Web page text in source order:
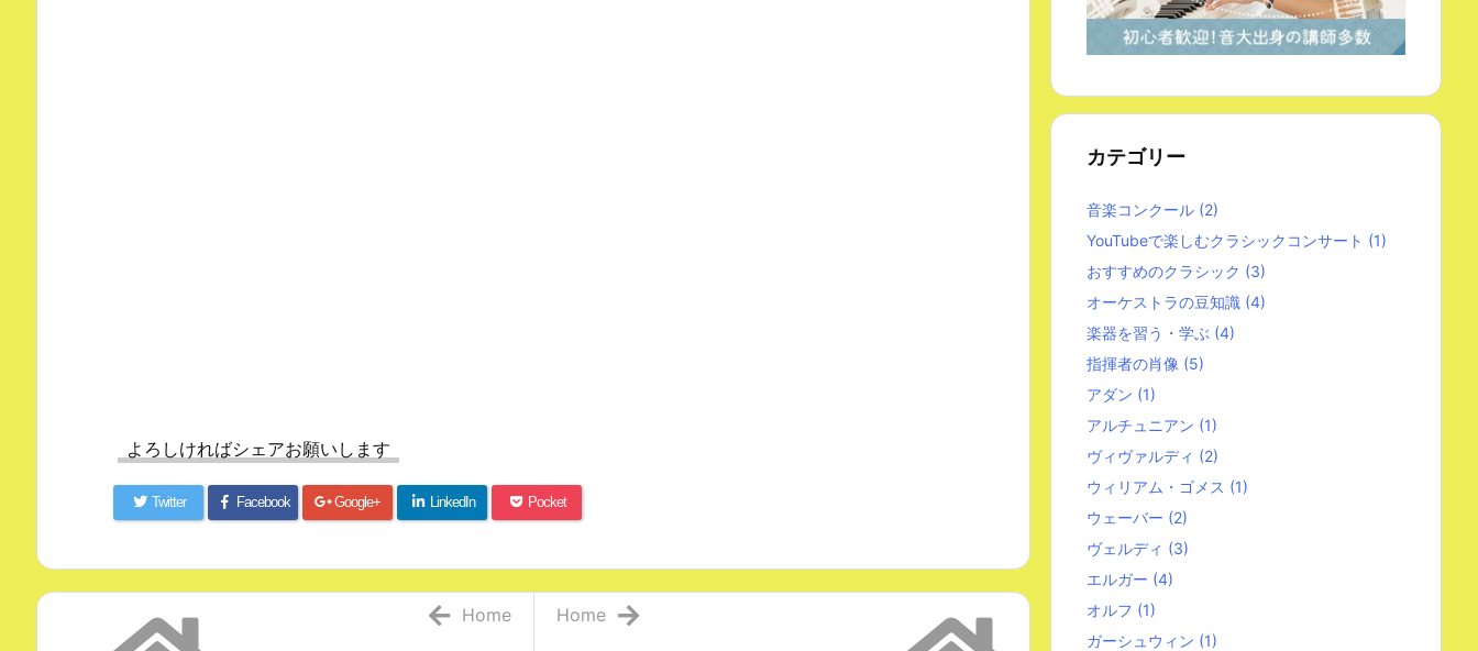
よろしければシェアお願いします
Twitter Facebook Google+ LinkedIn Pocket
Home
Home
カテゴリー
音楽コンクール (2)
YouTubeで楽しむクラシックコンサート (1)
おすすめのクラシック (3)
オーケストラの豆知識 (4)
楽器を習う・学ぶ (4)
指揮者の肖像 (5)
アダン (1)
アルチュニアン (1)
ヴィヴァルディ (2)
ウィリアム・ゴメス (1)
ウェーバー (2)
ヴェルディ (3)
エルガー (4)
オルフ (1)
ガーシュウィン (1)